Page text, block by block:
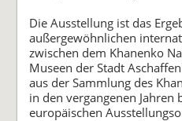
Die Ausstellung ist das
außergewöhnlichen
zwischen dem Khanenko
Museen der Stadt
aus der Sammlung des
in den vergangenen Jahren
europäischen